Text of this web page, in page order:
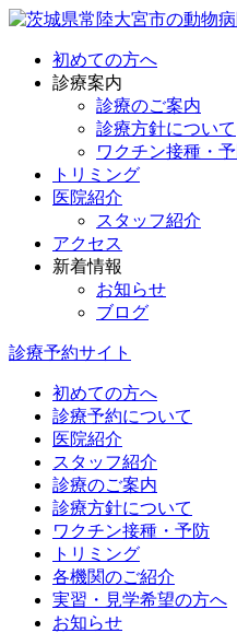
初めての方へ
診療案内
診療のご案内
診療方針について
ワクチン接種・
トリミング
医院紹介
スタッフ紹介
アクセス
新着情報
お知らせ
ブログ
診療予約サイト
初めての方へ
診療予約について
医院紹介
スタッフ紹介
診療のご案内
診療方針について
ワクチン接種・予防
トリミング
各機関のご紹介
実習・見学希望の方へ
お知らせ